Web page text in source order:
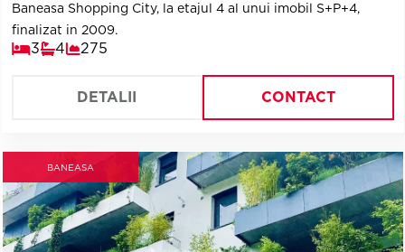
Baneasa Shopping City, la etajul 4 al unui imobil S+P+4,
finalizat in 2009.
3 4 275
DETALII CONTACT
BANEASA